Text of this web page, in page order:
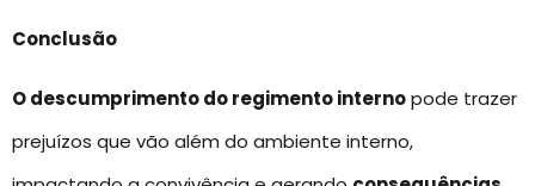
Conclusão
O descumprimento do regimento internopode trazer
prejuízos que vão além do ambiente interno,